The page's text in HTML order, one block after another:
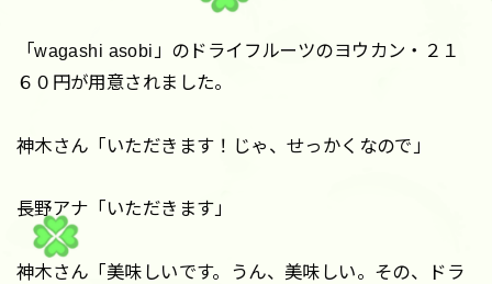
「wagashi asobi」のドライフルーツのヨウカン・２１
６０円が用意されました。
神木さん「いただきます！じゃ、せっかくなので」
長野アナ「いただきます」
神木さん「美味しいです。うん、美味しい。その、ドラ